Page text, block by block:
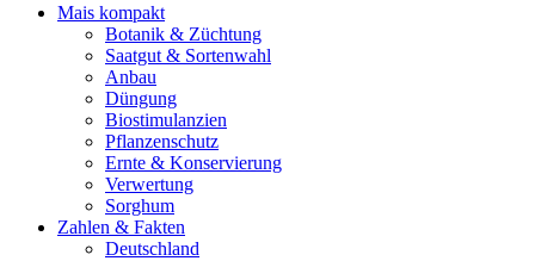
Mais kompakt
Botanik & Züchtung
Saatgut & Sortenwahl
Anbau
Düngung
Biostimulanzien
Pflanzenschutz
Ernte & Konservierung
Verwertung
Sorghum
Zahlen & Fakten
Deutschland